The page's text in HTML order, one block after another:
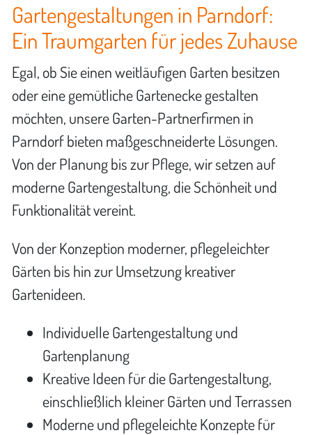
Gartengestaltungen in Parndorf:
Ein Traumgarten für jedes Zuhause
Egal, ob Sie einen weitläufigen Garten besitzen
oder eine gemütliche Gartenecke gestalten
möchten, unsere Garten-Partnerfirmen in
Parndorf bieten maßgeschneiderte Lösungen.
Von der Planung bis zur Pflege, wir setzen auf
moderne Gartengestaltung, die Schönheit und
Funktionalität vereint.
Von der Konzeption moderner, pflegeleichter
Gärten bis hin zur Umsetzung kreativer
Gartenideen.
Individuelle Gartengestaltung und
Gartenplanung
Kreative Ideen für die Gartengestaltung,
einschließlich kleiner Gärten und Terrassen
Moderne und pflegeleichte Konzepte für